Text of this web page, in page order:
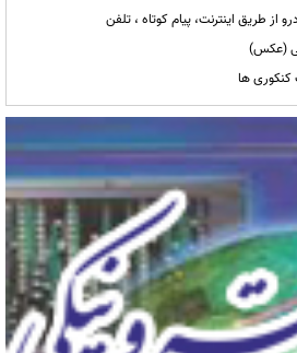
از طریق اینترنت، پیام کوتاه ، تلفن
(عکس)
کنکوری ها